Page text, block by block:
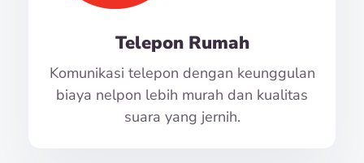
Telepon Rumah
Komunikasi telepon dengan keunggulan
biaya nelpon lebih murah dan kualitas
suara yang jernih.